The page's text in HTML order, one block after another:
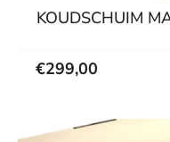
KOUDSCHUIM
€299,00